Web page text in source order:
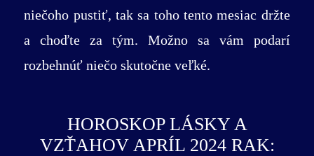
niečoho pustiť, tak sa toho tento mesiac držte
a choďte za tým. Možno sa vám podarí
rozbehnúť niečo skutočne veľké.
HOROSKOP LÁSKY A
VZŤAHOV APRÍL 2024 RAK: